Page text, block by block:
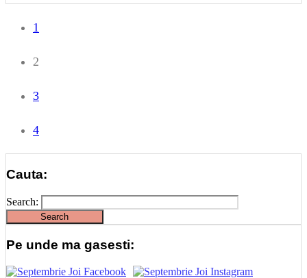
1
2
3
4
Cauta:
Search:
Pe unde ma gasesti: